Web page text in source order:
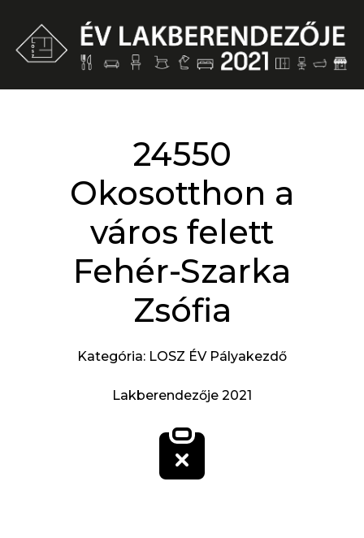
24550
Okosotthon a
város felett
Fehér-Szarka
Zsófia
Kategória: LOSZ ÉV Pályakezdő
Lakberendezője 2021